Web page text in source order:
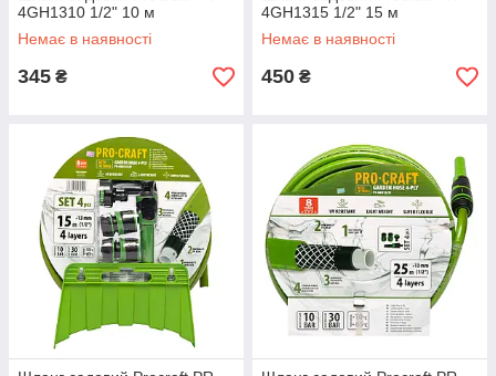
4GH1310 1/2" 10 м
Немає в наявності
345 ₴
4GH1315 1/2" 15 м
Немає в наявності
450 ₴